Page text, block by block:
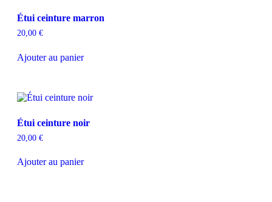
Étui ceinture marron
20,00 €
Ajouter au panier
Étui ceinture noir
20,00 €
Ajouter au panier